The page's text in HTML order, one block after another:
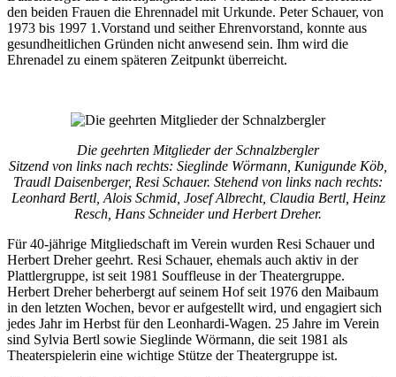
den beiden Frauen die Ehrennadel mit Urkunde. Peter Schauer, von
1973 bis 1997 1.Vorstand und seither Ehrenvorstand, konnte aus
gesundheitlichen Gründen nicht anwesend sein. Ihm wird die
Ehrenadel zu einem späteren Zeitpunkt überreicht.
Die geehrten Mitglieder der Schnalzbergler
Sitzend von links nach rechts: Sieglinde Wörmann, Kunigunde Köb,
Traudl Daisenberger, Resi Schauer. Stehend von links nach rechts:
Leonhard Bertl, Alois Schmid, Josef Albrecht, Claudia Bertl, Heinz
Resch, Hans Schneider und Herbert Dreher.
Für 40-jährige Mitgliedschaft im Verein wurden Resi Schauer und
Herbert Dreher geehrt. Resi Schauer, ehemals auch aktiv in der
Plattlergruppe, ist seit 1981 Souffleuse in der Theatergruppe.
Herbert Dreher beherbergt auf seinem Hof seit 1976 den Maibaum
in den letzten Wochen, bevor er aufgestellt wird, und engagiert sich
jedes Jahr im Herbst für den Leonhardi-Wagen. 25 Jahre im Verein
sind Sylvia Bertl sowie Sieglinde Wörmann, die seit 1981 als
Theaterspielerin eine wichtige Stütze der Theatergruppe ist.